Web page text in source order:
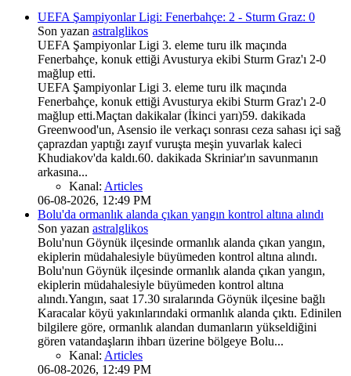
UEFA Şampiyonlar Ligi: Fenerbahçe: 2 - Sturm Graz: 0
Son yazan astralglikos
UEFA Şampiyonlar Ligi 3. eleme turu ilk maçında
Fenerbahçe, konuk ettiği Avusturya ekibi Sturm Graz'ı 2-0
mağlup etti.
UEFA Şampiyonlar Ligi 3. eleme turu ilk maçında
Fenerbahçe, konuk ettiği Avusturya ekibi Sturm Graz'ı 2-0
mağlup etti.Maçtan dakikalar (İkinci yarı)59. dakikada
Greenwood'un, Asensio ile verkaçı sonrası ceza sahası içi sağ
çaprazdan yaptığı zayıf vuruşta meşin yuvarlak kaleci
Khudiakov'da kaldı.60. dakikada Skriniar'ın savunmanın
arkasına...
Kanal: Articles
06-08-2026, 12:49 PM
Bolu'da ormanlık alanda çıkan yangın kontrol altına alındı
Son yazan astralglikos
Bolu'nun Göynük ilçesinde ormanlık alanda çıkan yangın,
ekiplerin müdahalesiyle büyümeden kontrol altına alındı.
Bolu'nun Göynük ilçesinde ormanlık alanda çıkan yangın,
ekiplerin müdahalesiyle büyümeden kontrol altına
alındı.Yangın, saat 17.30 sıralarında Göynük ilçesine bağlı
Karacalar köyü yakınlarındaki ormanlık alanda çıktı. Edinilen
bilgilere göre, ormanlık alandan dumanların yükseldiğini
gören vatandaşların ihbarı üzerine bölgeye Bolu...
Kanal: Articles
06-08-2026, 12:49 PM